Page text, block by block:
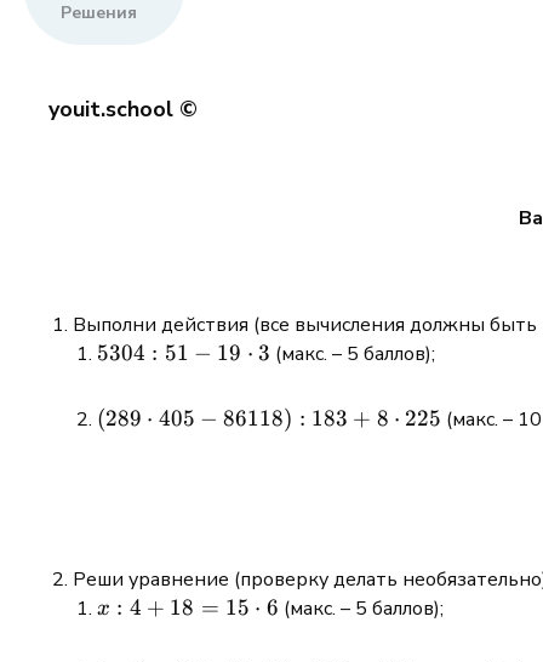
Решения
youit.school ©
Выполни действия (все вычисления должны быть
5304:51 -
5304 : 51 − 19 ⋅ 3 (макс. – 5 баллов);
(289\cdot405
(289 ⋅ 405 − 86118) : 183 + 8 ⋅ 225 (макс. –
Реши уравнение (проверку делать
x:4 + 18
x : 4 + 18 = 15 ⋅ 6 (макс. – 5 баллов);